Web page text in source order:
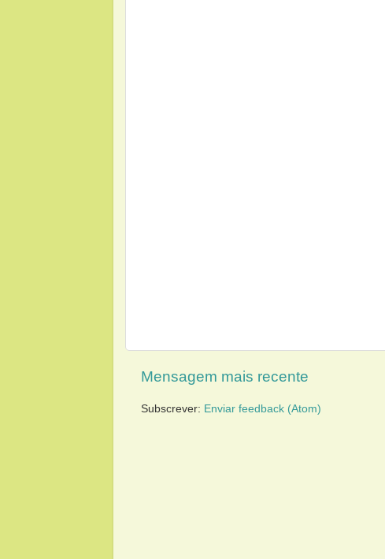
Mensagem mais recente
Subscrever: Enviar feedback (Atom)